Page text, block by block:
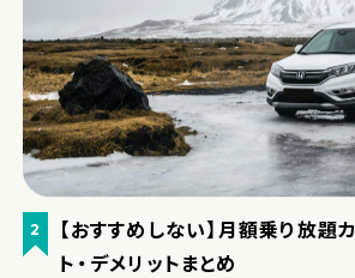
2
【おすすめしない】月額乗り放題
ト・デメリットまとめ